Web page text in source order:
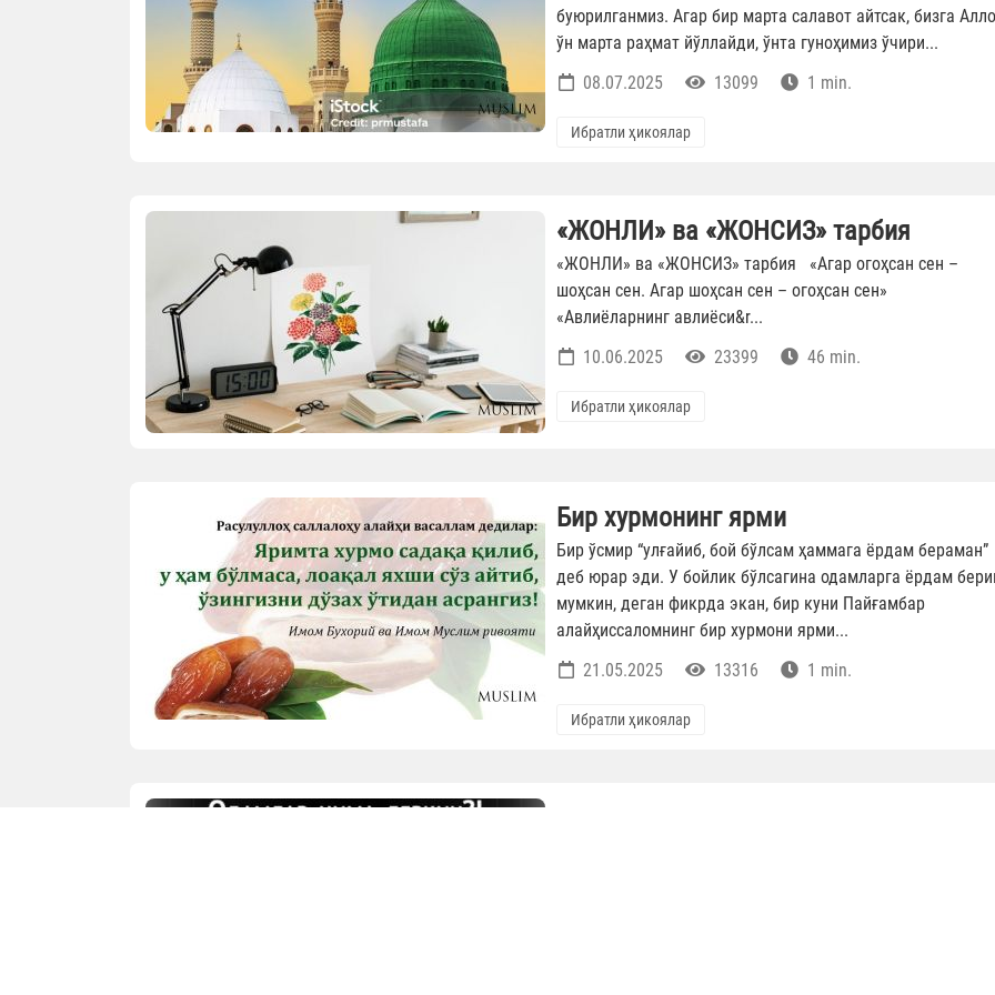
буюрилганмиз. Агар бир марта салавот айтсак, бизга
ўн марта раҳмат йўллайди, ўнта гуноҳимиз ўчири...
08.07.2025
13099 1 min.
Ибратли ҳикоялар
«ЖОНЛИ» ва «ЖОНСИЗ» тарбия
«ЖОНЛИ» ва «ЖОНСИЗ» тарбия «Агар огоҳсан сен –
шоҳсан сен. Агар шоҳсан сен – огоҳсан сен»
«Авлиёларнинг авлиёси&r...
10.06.2025
23399 46 min.
Ибратли ҳикоялар
Бир хурмонинг ярми
Бир ўсмир “улғайиб, бой бўлсам ҳаммага ёрдам бераман”
деб юрар эди. У бойлик бўлсагина одамларга ёрдам
мумкин, деган фикрда экан, бир куни Пайғамбар
алайҳиссаломнинг бир хурмони ярми...
21.05.2025
13316 1 min.
Ибратли ҳикоялар